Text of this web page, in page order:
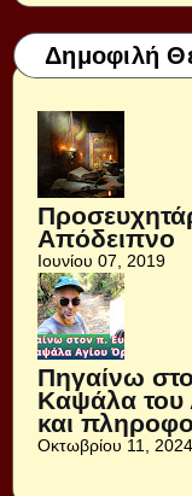
Δημοφιλή
Απόδειπνο
Ιουνίου 07, 2019
Πηγαίνω
Καψάλα του
και
Οκτωβρίου 11, 2024